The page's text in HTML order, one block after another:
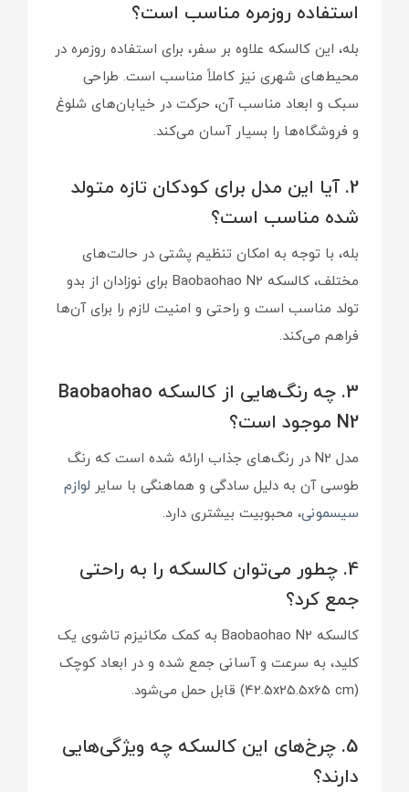
استفاده روزمره مناسب است؟
بله، این کالسکه علاوه بر سفر، برای استفاده روزمره در
محیط‌های شهری نیز کاملاً مناسب است. طراحی
سبک و ابعاد مناسب آن، حرکت در خیابان‌های شلوغ
و فروشگاه‌ها را بسیار آسان می‌کند.
2. آیا این مدل برای کودکان تازه متولد
شده مناسب است؟
بله، با توجه به امکان تنظیم پشتی در حالت‌های
مختلف، کالسکه Baobaohao N2 برای نوزادان از بدو
تولد مناسب است و راحتی و امنیت لازم را برای آن‌ها
فراهم می‌کند.
3. چه رنگ‌هایی از کالسکه Baobaohao
N2 موجود است؟
مدل N2 در رنگ‌های جذاب ارائه شده است که رنگ
طوسی آن به دلیل سادگی و هماهنگی با سایر لوازم
سیسمونی، محبوبیت بیشتری دارد.
4. چطور می‌توان کالسکه را به راحتی
جمع کرد؟
کالسکه Baobaohao N2 به کمک مکانیزم تاشوی یک
کلید، به سرعت و آسانی جمع شده و در ابعاد کوچک
(42.5x25.5x65 cm) قابل حمل می‌شود.
5. چرخ‌های این کالسکه چه ویژگی‌هایی
دارند؟